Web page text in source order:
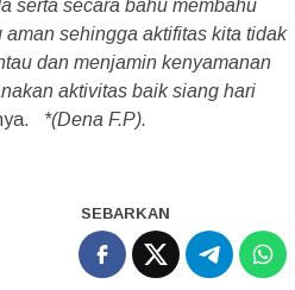
serta secara bahu membahu
sehingga aktifitas kita tidak
dan menjamin kenyamanan
aktivitas baik siang hari
*(Dena F.P).
SEBARKAN